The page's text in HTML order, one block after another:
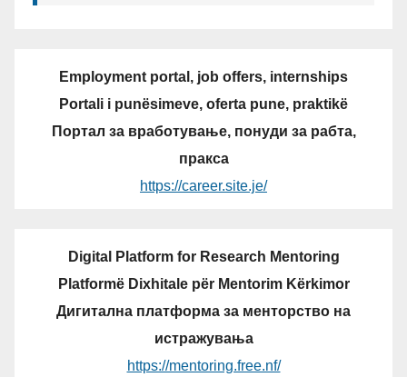
Employment portal, job offers, internships
Portali i punësimeve, oferta pune, praktikë
Портал за вработување, понуди за рабта,
пракса
https://career.site.je/
Digital Platform for Research Mentoring
Platformë Dixhitale për Mentorim Kërkimor
Дигитална платформа за менторство на
истражувања
https://mentoring.free.nf/